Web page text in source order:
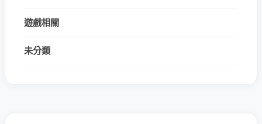
遊戲相關
未分類